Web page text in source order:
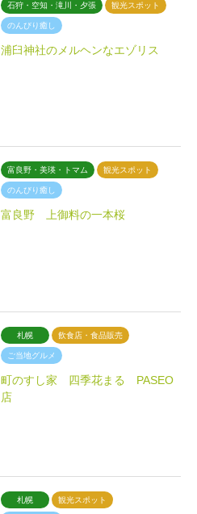
石狩・空知・滝川・夕張 観光スポット
のんびり癒し
浦臼神社のメルヘンなエゾリス
富良野・美瑛・トマム 観光スポット
のんびり癒し
富良野 上御料の一本桜
札幌 飲食店・食品販売
ご当地グルメ
町のすし家 四季花まる PASEO
店
札幌 観光スポット